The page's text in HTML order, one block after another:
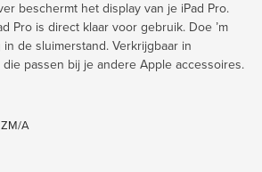
beschermt het display van je iPad Pro.
Pro is direct klaar voor gebruik. Doe ’m
de sluimerstand. Verkrijgbaar in
passen bij je andere Apple accessoires.
A